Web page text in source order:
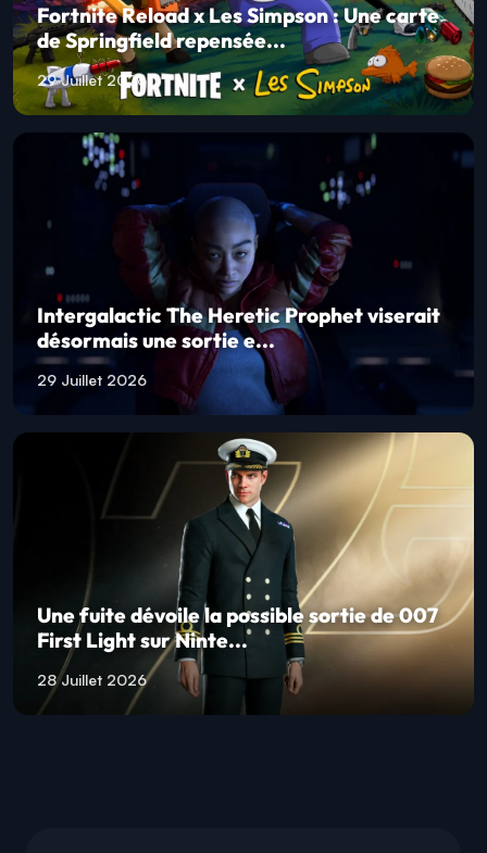
Fortnite Reload x Les Simpson : Une carte
de Springfield repensée...
29 Juillet 2026
Intergalactic The Heretic Prophet viserait
désormais une sortie e...
29 Juillet 2026
Une fuite dévoile la possible sortie de 007
First Light sur Ninte...
28 Juillet 2026